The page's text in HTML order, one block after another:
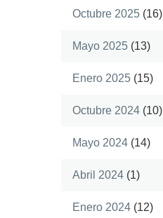
Octubre 2025 (16)
Mayo 2025 (13)
Enero 2025 (15)
Octubre 2024 (10)
Mayo 2024 (14)
Abril 2024 (1)
Enero 2024 (12)